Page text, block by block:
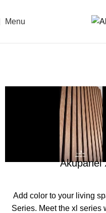
Menu
Akupanel
Add color to your living
Series. Meet the xl series